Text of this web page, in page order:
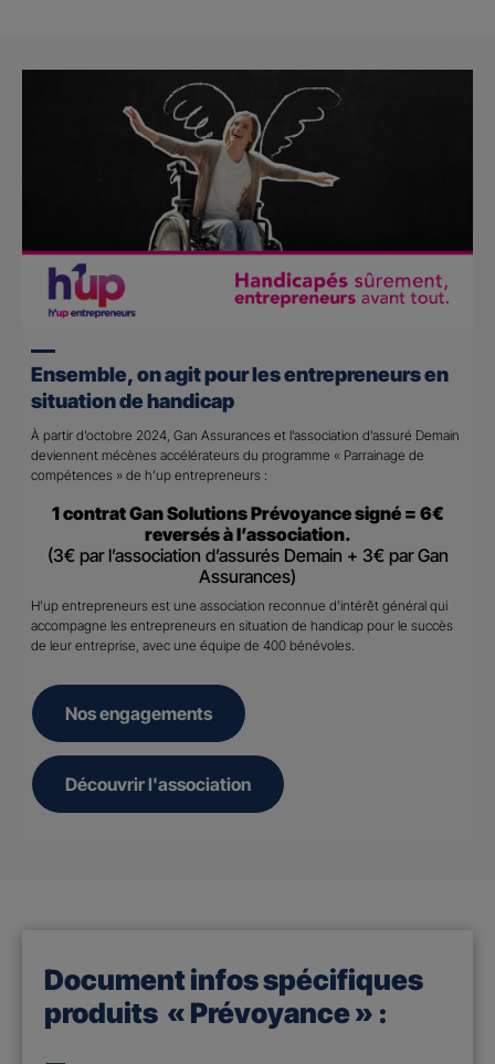
Ensemble, on agit pour les entrepreneurs en
situation de handicap
À partir d’octobre 2024, Gan Assurances et l’association d’assuré Demain
deviennent mécènes accélérateurs du programme « Parrainage de
compétences » de h’up entrepreneurs :
1 contrat Gan Solutions Prévoyance signé = 6€
reversés à l’association.
(3€ par l’association d’assurés Demain + 3€ par Gan
Assurances)
H’up entrepreneurs est une association reconnue d’intérêt général qui
accompagne les entrepreneurs en situation de handicap pour le succès
de leur entreprise, avec une équipe de 400 bénévoles.
Nos engagements
Découvrir l'association
Document infos spécifiques
produits « Prévoyance » :